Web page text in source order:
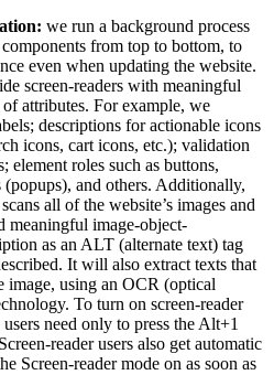
we run a background process
components from top to bottom, to
even when updating the website.
screen-readers with meaningful
attributes. For example, we
descriptions for actionable icons
icons, cart icons, etc.); validation
element roles such as buttons,
(popups), and others. Additionally,
all of the website’s images and
meaningful image-object-
as an ALT (alternate text) tag
It will also extract texts that
image, using an OCR (optical
To turn on screen-reader
need only to press the Alt+1
reader users also get automatic
Screen-reader mode on as soon as